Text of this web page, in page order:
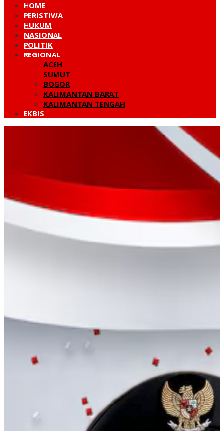
HOME
PERISTIWA
HUKUM
NASIONAL
POLITIK
REGIONAL
ACEH
SUMUT
BOGOR
KALIMANTAN BARAT
KALIMANTAN TENGAH
EKBIS